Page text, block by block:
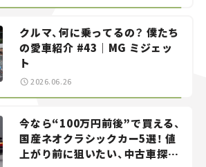
クルマ、何に乗ってるの？ 僕たち
の愛車紹介 #43｜MG ミジェッ
ト
2026.06.26
今なら“100万円前後”で買える、
国産ネオクラシックカー5選！ 値
上がり前に狙いたい、中古車探し